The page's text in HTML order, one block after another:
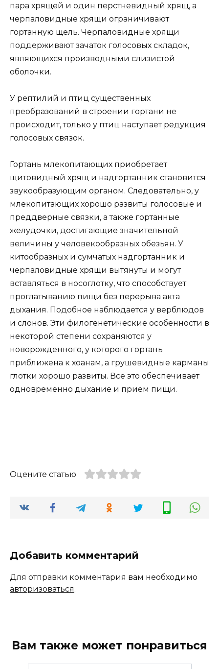
пара хрящей и один перстневидный хрящ, а
черпаловидные хрящи ограничивают
гортанную щель. Черпаловидные хрящи
поддерживают зачаток голосовых складок,
являющихся производными слизистой
оболочки.
У рептилий и птиц существенных
преобразований в строении гортани не
происходит, только у птиц наступает редукция
голосовых связок.
Гортань млекопитающих приобретает
щитовидный хрящ и надгортанник становится
звукообразующим органом. Следовательно, у
млекопитающих хорошо развиты голосовые и
преддверные связки, а также гортанные
желудочки, достигающие значительной
величины у человекообразных обезьян. У
китообразных и сумчатых надгортанник и
черпаловидные хрящи вытянуты и могут
вставляться в носоглотку, что способствует
проглатыванию пищи без перерыва акта
дыхания. Подобное наблюдается у верблюдов
и слонов. Эти филогенетические особенности в
некоторой степени сохраняются у
новорожденного, у которого гортань
приближена к хоанам, а грушевидные карманы
глотки хорошо развиты. Все это обеспечивает
одновременно дыхание и прием пищи.
Оцените статью
Добавить комментарий
Для отправки комментария вам необходимо
авторизоваться.
Вам также может понравиться